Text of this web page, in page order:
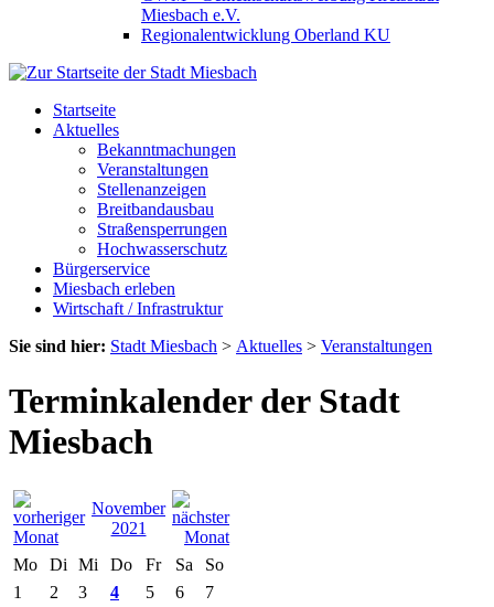
Miesbach e.V.
Regionalentwicklung Oberland KU
Startseite
Aktuelles
Bekanntmachungen
Veranstaltungen
Stellenanzeigen
Breitbandausbau
Straßensperrungen
Hochwasserschutz
Bürgerservice
Miesbach erleben
Wirtschaft / Infrastruktur
Sie sind hier: Stadt Miesbach > Aktuelles > Veranstaltungen
Terminkalender der Stadt
Miesbach
November
2021
Mo
Di Mi Do Fr Sa
So
1
2 3 4 5 6
7